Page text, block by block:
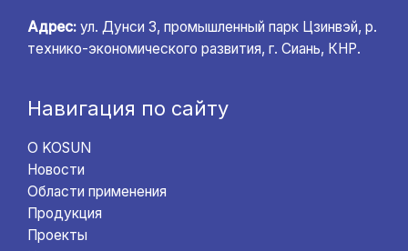
Адрес: ул. Дунси 3, промышленный парк Цзинвэй, р.
технико-экономического развития, г. Сиань, КНР.
Навигация по сайту
О KOSUN
Новости
Области применения
Продукция
Проекты